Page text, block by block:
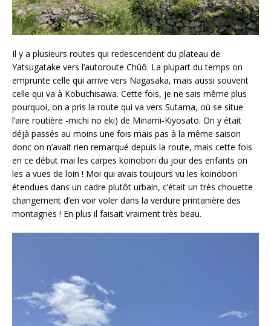
Il y a plusieurs routes qui redescendent du plateau de
Yatsugatake vers l’autoroute Chûô. La plupart du temps on
emprunte celle qui arrive vers Nagasaka, mais aussi souvent
celle qui va à Kobuchisawa. Cette fois, je ne sais même plus
pourquoi, on a pris la route qui va vers Sutama, où se situe
l’aire routière -michi no eki) de Minami-Kiyosato. On y était
déjà passés au moins une fois mais pas à la même saison
donc on n’avait rien remarqué depuis la route, mais cette fois
en ce début mai les carpes koinobori du jour des enfants on
les a vues de loin ! Moi qui avais toujours vu les koinobori
étendues dans un cadre plutôt urbain, c’était un très chouette
changement d’en voir voler dans la verdure printanière des
montagnes ! En plus il faisait vraiment très beau.